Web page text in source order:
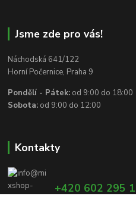
Jsme zde pro vás!
Náchodská 641/122
Horní Počernice, Praha 9
Pondělí - Pátek: od 9:00 do 18:00
Sobota: od 9:00 do 12:00
Kontakty
+420 602 295